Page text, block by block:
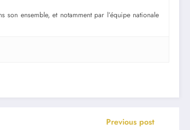
ensemble, et notamment par l’équipe nationale
Previous post